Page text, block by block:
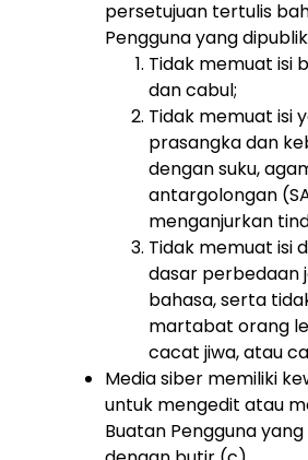
persetujuan tertulis
Pengguna yang
Tidak memuat isi
dan cabul;
Tidak memuat isi
prasangka dan
dengan suku,
antargolongan
menganjurkan
Tidak memuat isi
dasar perbedaan
bahasa, serta
martabat orang
cacat jiwa, atau
Media siber memiliki
untuk mengedit atau
Buatan Pengguna